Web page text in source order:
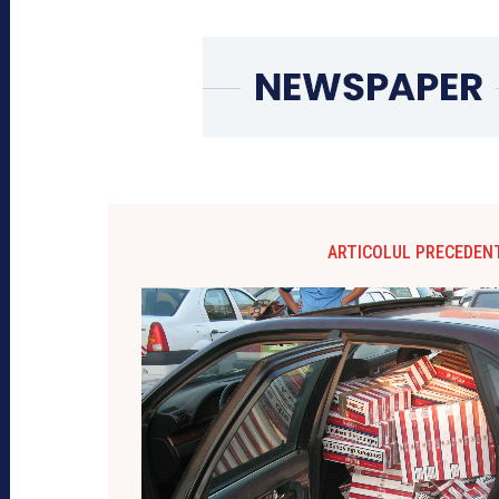
ARTICOLUL